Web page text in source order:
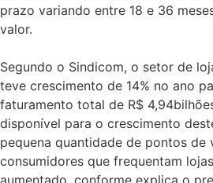
prazo variando entre 18 e 36
valor.
Segundo o Sindicom, o setor de
teve crescimento de 14% no ano
faturamento total de R$
disponível para o crescimento
pequena quantidade de pontos de
consumidores que frequentam
aumentado, conforme explica o